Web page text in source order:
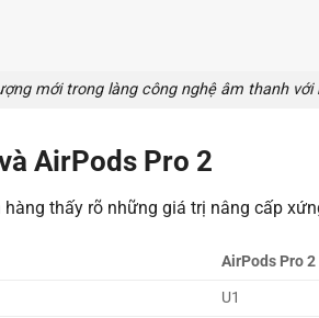
mới trong làng công nghệ âm thanh
AirPods Pro 2
thấy rõ những giá trị nâng cấp
AirPods Pro 2
U1